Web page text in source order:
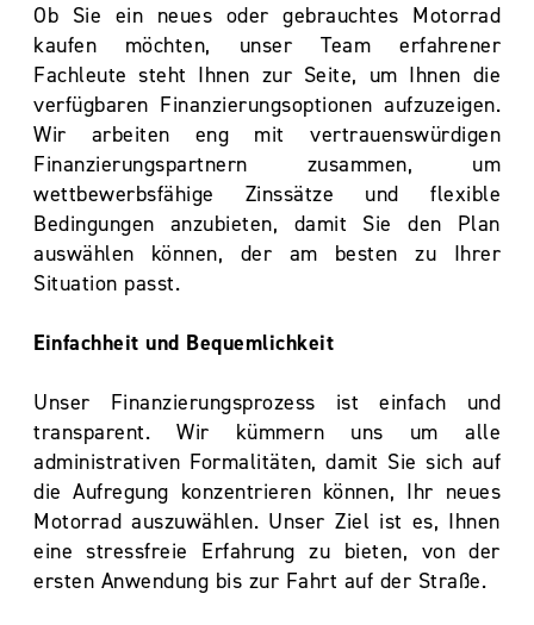
Ob Sie ein neues oder gebrauchtes Motorrad
kaufen möchten, unser Team erfahrener
Fachleute steht Ihnen zur Seite, um Ihnen die
verfügbaren Finanzierungsoptionen aufzuzeigen.
Wir arbeiten eng mit vertrauenswürdigen
Finanzierungspartnern zusammen, um
wettbewerbsfähige Zinssätze und flexible
Bedingungen anzubieten, damit Sie den Plan
auswählen können, der am besten zu Ihrer
Situation passt.
Einfachheit und Bequemlichkeit
Unser Finanzierungsprozess ist einfach und
transparent. Wir kümmern uns um alle
administrativen Formalitäten, damit Sie sich auf
die Aufregung konzentrieren können, Ihr neues
Motorrad auszuwählen. Unser Ziel ist es, Ihnen
eine stressfreie Erfahrung zu bieten, von der
ersten Anwendung bis zur Fahrt auf der Straße.